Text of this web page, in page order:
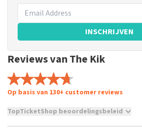
INSCHRIJVEN
Reviews van The Kik
Op basis van 130+ customer reviews
TopTicketShop beoordelingsbeleid